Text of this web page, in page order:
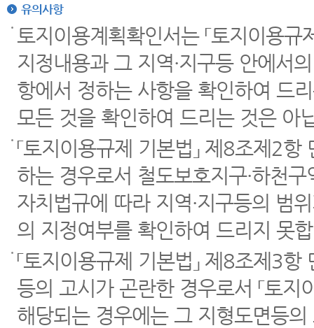
유의사항
토지이용계획확인서는 「토지이용
지정내용과 그 지역·지구등 안에서
항에서 정하는 사항을 확인하여 드
모든 것을 확인하여 드리는 것은 아
「토지이용규제 기본법」 제8조제2
하는 경우로서 철도보호지구·하천
자치법규에 따라 지역·지구등의 범
의 지정여부를 확인하여 드리지 못
「토지이용규제 기본법」 제8조제3
등의 고시가 곤란한 경우로서 「토
해당되는 경우에는 그 지형도면등